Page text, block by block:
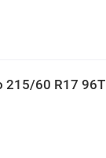
215/60 R17 96T